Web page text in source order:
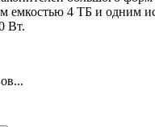
емкостью 4 ТБ и одним
Вт.